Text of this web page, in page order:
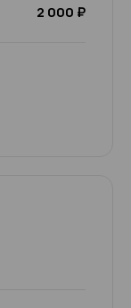
2 000 ₽